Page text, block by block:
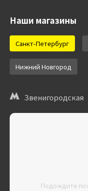
Наши магазины
Санкт-Петербург
Нижний Новгород
Звенигородская
Подождите